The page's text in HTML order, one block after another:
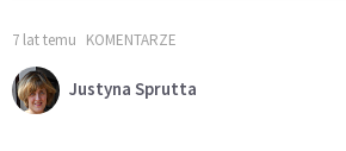
7 lat temu KOMENTARZE
Justyna Sprutta